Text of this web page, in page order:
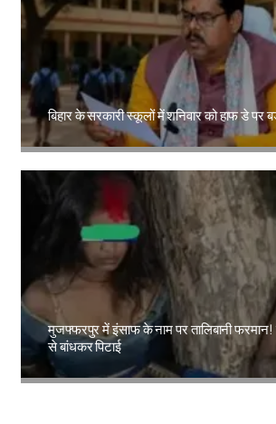
बिहार के सरकारी स्कूलों में शनिवार को हाफ डे पर
Amit Lekh
मुजफ्फरपुर में इंसाफ के नाम पर तालिबानी फरमान!
से बांधकर पिटाई
Amit Lekh